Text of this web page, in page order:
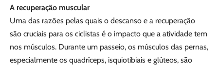
A recuperação muscular
Uma das razões pelas quais o descanso e a recuperação
são cruciais para os ciclistas é o impacto que a atividade tem
nos músculos. Durante um passeio, os músculos das pernas,
especialmente os quadríceps, isquiotibiais e glúteos, são